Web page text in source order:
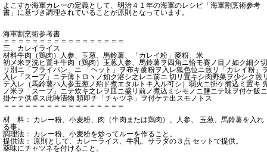
よこすか海軍カレーの定義として、明治４１年の海軍のレシピ「海軍割烹術参考
書」に基づき調理されていることが原則となっています。
海軍割烹術参考書
＝＝＝＝＝＝＝＝＝＝＝＝＝＝＝＝＝
三、カレイライス
材料牛肉（鶏肉）人参、玉葱、馬鈴薯、「カレイ粉」麥粉、米
初メ米ヲ洗ヒ置キ牛肉（鶏肉）玉葱人参、馬鈴薯ヲ四角ニ恰モ賽ノ目ノ如ク細ク切
リ別ニ「フライパン」ニ 「ヘット」ヲ布キ麥粉ヲ入レ狐色位ニ煎リ「カレイ粉」
入レ「スープ」ニテ薄トロヽノ如ク溶シ之レニ前ニ 切リ置キシ肉野菜ヲ少シク煎
テ入レ（馬鈴薯ハ人参玉葱ノ殆ド煮エタルトキ入ル可シ）弱火ニ掛ケ煮込ミ置キ
ノ米ヲ「スープ」ニテ炊キ之レヲ皿ニ盛リ前ノ煮込ミシモノニ鹽ニテ味ヲ付ケ飯ニ
掛ケテ供卓ス此時漬物 類即チ「チャツネ」ヲ付ケテ出スモノトス
＝＝＝＝＝＝＝＝＝＝＝＝＝＝＝＝＝
材 料： カレー粉、小麦粉、肉（牛肉または鶏肉）、人参、 玉葱、馬鈴薯を入れ
る事。
調理法： カレー粉、小麦粉を炒ってルーを作ること。
提供法： 原則として、カレーライス、牛乳、サラダの３点 セットで提供。
薬味にチャツネを付けること。